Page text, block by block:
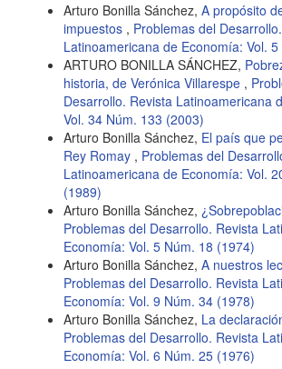
Arturo Bonilla Sánchez, A propósito
impuestos , Problemas del
Latinoamericana de Economía: Vol.
ARTURO BONILLA SÁNCHEZ,
historia, de Verónica Villarespe ,
Desarrollo. Revista Latinoamericana
Vol. 34 Núm. 133 (2003)
Arturo Bonilla Sánchez, El país que
Rey Romay , Problemas del
Latinoamericana de Economía: Vol.
(1989)
Arturo Bonilla Sánchez,
Problemas del Desarrollo. Revista
Economía: Vol. 5 Núm. 18 (1974)
Arturo Bonilla Sánchez, A nuestros
Problemas del Desarrollo. Revista
Economía: Vol. 9 Núm. 34 (1978)
Arturo Bonilla Sánchez, La
Problemas del Desarrollo. Revista
Economía: Vol. 6 Núm. 25 (1976)